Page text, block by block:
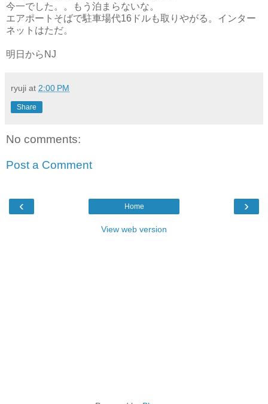
今一でした。。もう泊まらないな。
エアポートそばで駐車場代16ドルも取りやがる。インター
ネットはただ。
明日からNJ
ryuji at 2:00 PM
Share
No comments:
Post a Comment
‹ ›
Home
View web version